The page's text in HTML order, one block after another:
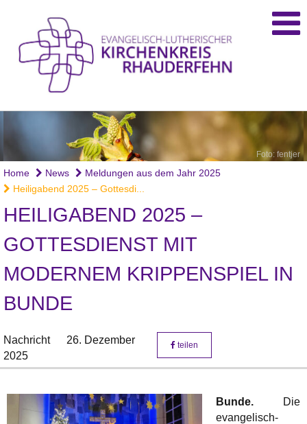
Foto: fentjer
Home News
Meldungen aus dem Jahr 2025
Heiligabend 2025 – Gottesdi...
HEILIGABEND 2025 –
GOTTESDIENST MIT
MODERNEM KRIPPENSPIEL IN
BUNDE
Nachricht
26. Dezember
2025
teilen
Bunde. Die
evangelisch-